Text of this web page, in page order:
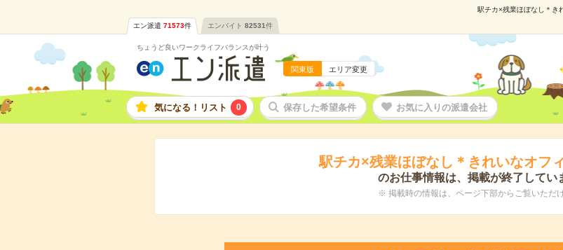
駅チカ×残業ほぼなし＊き
エン派遣 71573件 エンバイト 82531件
ちょうど良いワークライフバランスが叶う
関東版 エリア変更
気になる！リスト 0 保存した希望条件 お気に入りの派遣会社
駅チカ×残業ほぼなし＊きれいなオフ
のお仕事情報は、掲載が終了してい
※ 掲載時の情報は、ページ下部からご覧いただけ